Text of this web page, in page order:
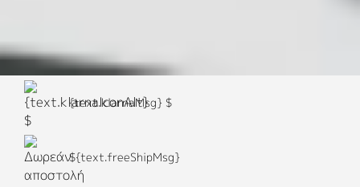
{text.klarnaMsg} $
${text.freeShipMsg}